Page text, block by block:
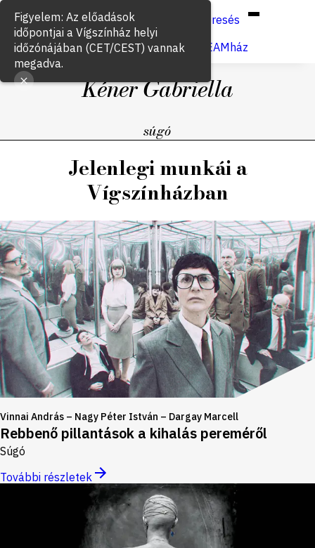
Keresés
Jegyvásárlás
VígSTREAMház
Kéner Gabriella
súgó
Jelenlegi munkái a
Vígszínházban
Vinnai András – Nagy Péter István – Dargay Marcell
Rebbenő pillantások a kihalás pereméről
Súgó
További részletek
Figyelem: Az előadások
időpontjai a Vígszínház helyi
időzónájában (CET/CEST) vannak
megadva.